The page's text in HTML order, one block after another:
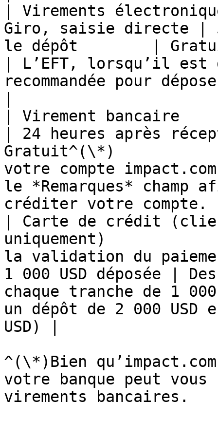
| Virements
Giro, saisie directe |
le dépôt        |
| L’EFT, lorsqu’il
recommandée pour
| Virement bancaire
| 24 heures après
Gratuit^(\*)
votre compte
le *Remarques* champ
créditer votre
| Carte de crédit
uniquement)
la validation du
1 000 USD déposée |
chaque tranche de 1
un dépôt de 2 000
USD) |
^(\*)Bien
votre banque peut
virements bancaires.